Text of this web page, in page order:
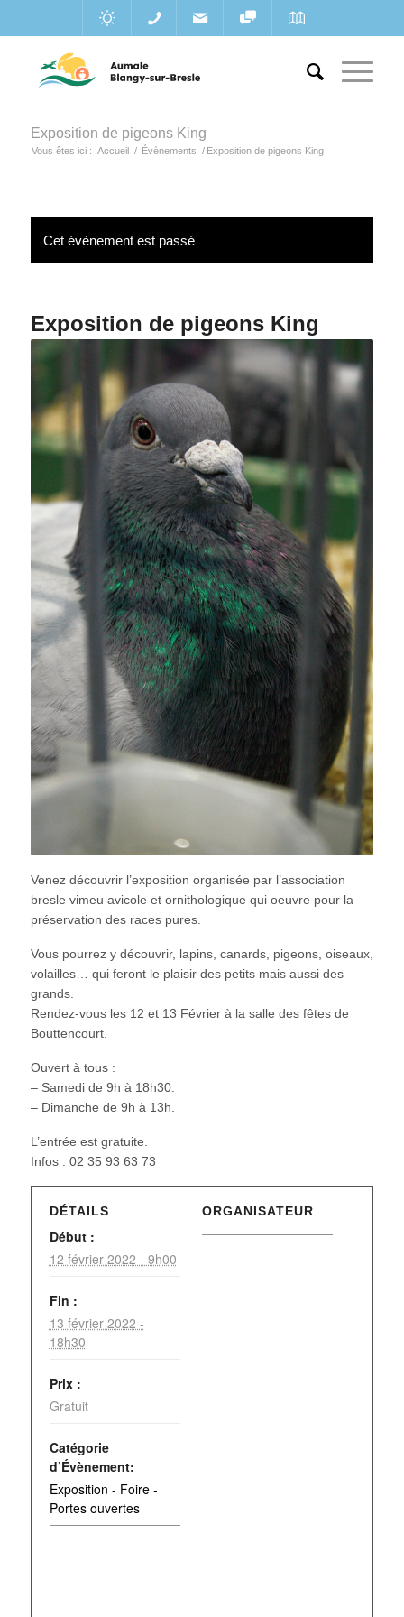
Exposition de pigeons King
Vous êtes ici : Accueil / Évènements / Exposition de pigeons King
Cet évènement est passé
Exposition de pigeons King
Venez découvrir l’exposition organisée par l’association
bresle vimeu avicole et ornithologique qui oeuvre pour la
préservation des races pures.
Vous pourrez y découvrir, lapins, canards, pigeons, oiseaux,
volailles… qui feront le plaisir des petits mais aussi des
grands.
Rendez-vous les 12 et 13 Février à la salle des fêtes de
Bouttencourt.
Ouvert à tous :
– Samedi de 9h à 18h30.
– Dimanche de 9h à 13h.
L’entrée est gratuite.
Infos : 02 35 93 63 73
DÉTAILS
Début :
12 février 2022 - 9h00
Fin :
13 février 2022 -
18h30
Prix :
Gratuit
Catégorie
d’Évènement:
Exposition - Foire -
Portes ouvertes
ORGANISATEUR